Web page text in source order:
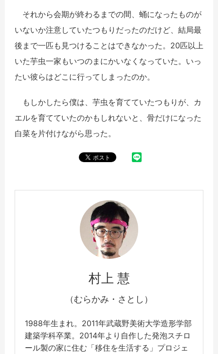
それから会期が終わるまでの間、蛹になったものが
いないか注意していたつもりだったのだけど、結局最
後まで一匹も見つけることはできなかった。20匹以上
いた芋虫一家もいつのまにかいなくなっていた。いっ
たい彼らはどこに行ってしまったのか。
もしかしたら僕は、芋虫を育てていたつもりが、カ
エルを育てていたのかもしれないと、骨だけになった
白菜を片付けながら思った。
村上 慧
（むらかみ・さとし）
1988年生まれ。2011年武蔵野美術大学造形学部
建築学科卒業。2014年より自作した発泡スチロ
ール製の家に住む「移住を生活する」プロジェ